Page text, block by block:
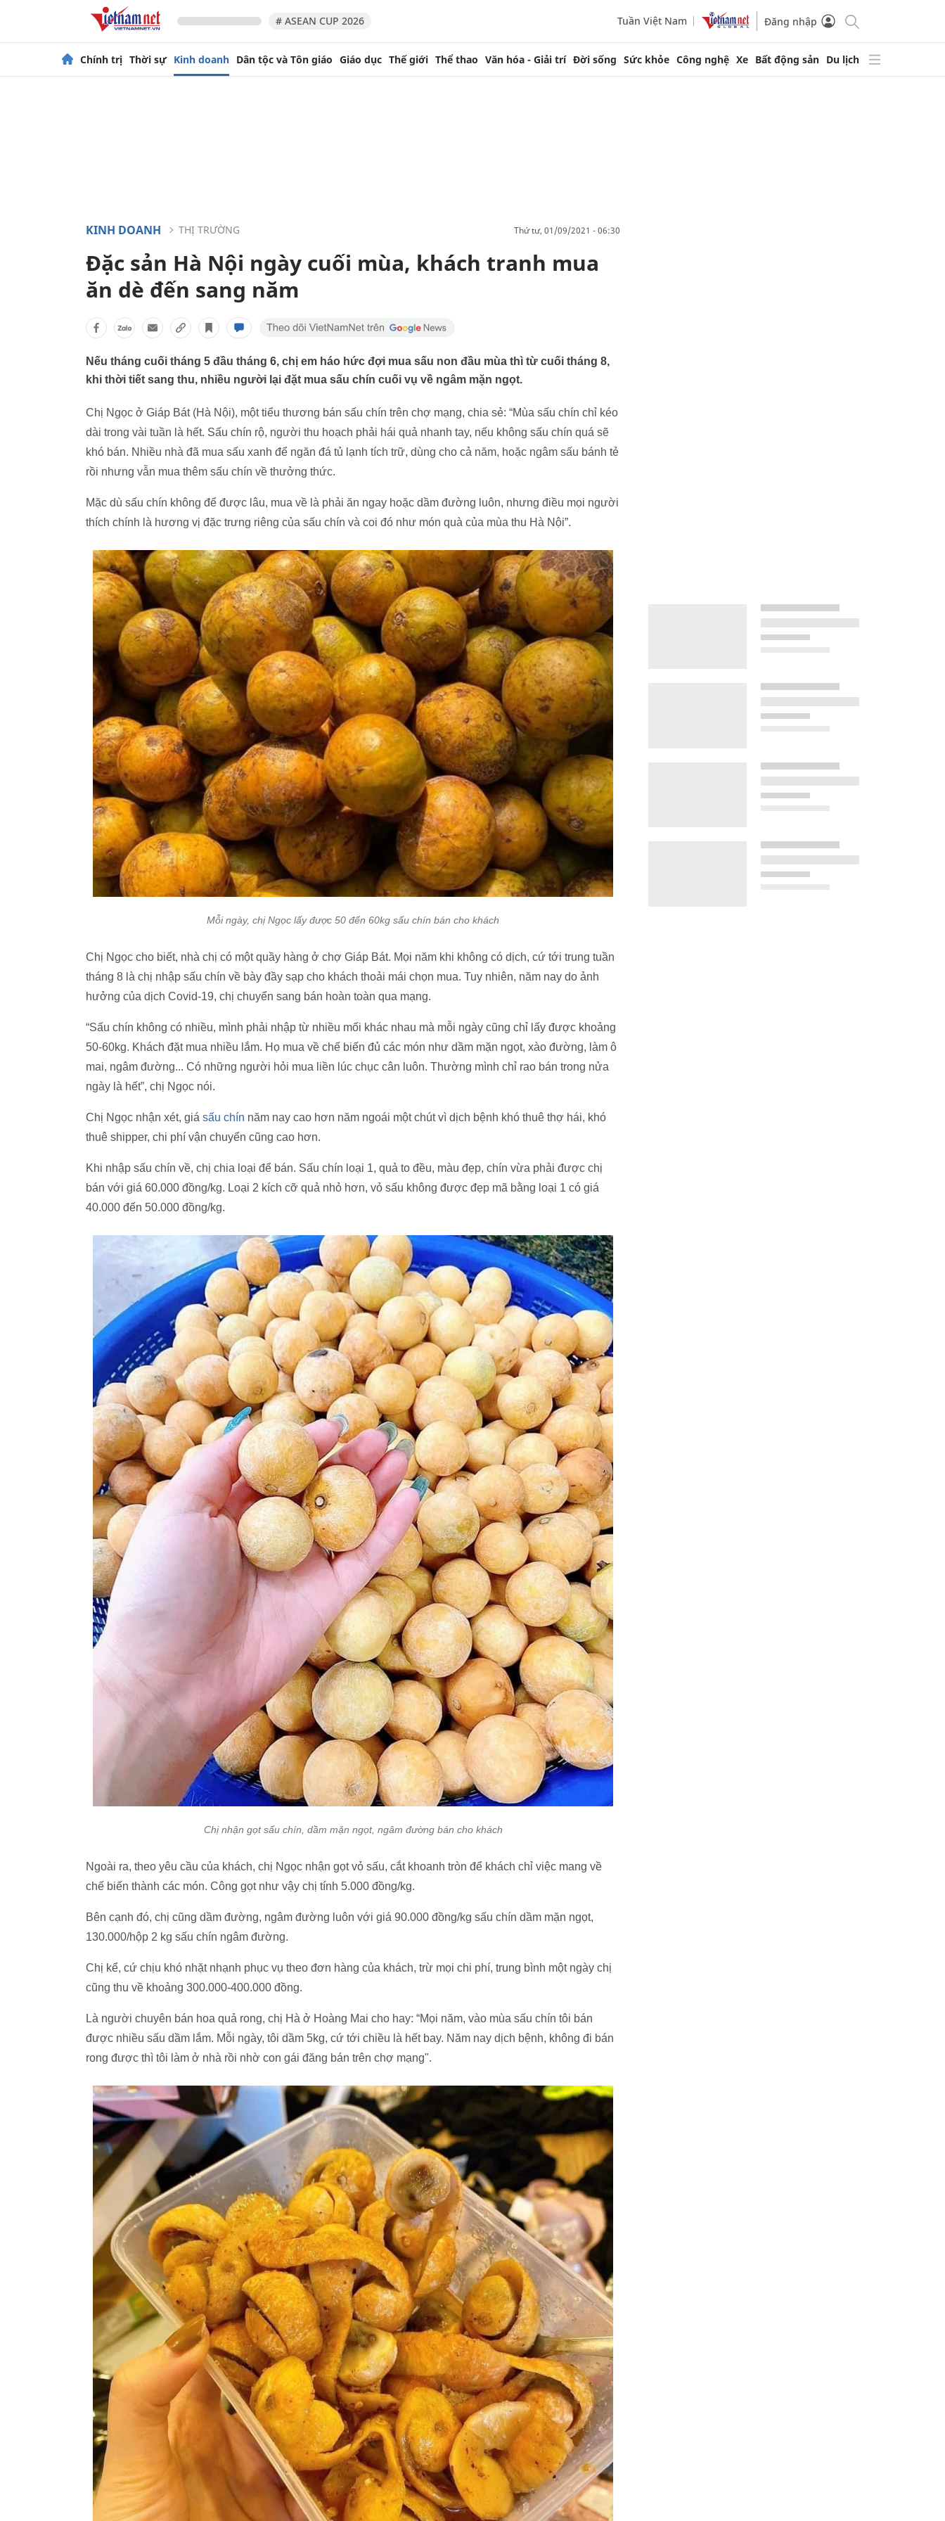
# ASEAN CUP 2026 Tuần Việt Nam Đăng nhập
Chính trị Thời sự Kinh doanh Dân tộc và Tôn giáo Giáo dục Thế giới Thể thao Văn hóa - Giải trí Đời sống Sức khỏe Công nghệ Xe Bất động sản Du lịch
KINH DOANH THỊ TRƯỜNG thứ tư, 01/09/2021 - 06:30
Đặc sản Hà Nội ngày cuối mùa, khách tranh mua
ăn dè đến sang năm
Nếu tháng cuối tháng 5 đầu tháng 6, chị em háo hức đợi mua sấu non đầu mùa thì từ cuối tháng 8,
khi thời tiết sang thu, nhiều người lại đặt mua sấu chín cuối vụ về ngâm mặn ngọt.
Chị Ngọc ở Giáp Bát (Hà Nội), một tiểu thương bán sấu chín trên chợ mạng, chia sẻ: “Mùa sấu chín chỉ kéo
dài trong vài tuần là hết. Sấu chín rộ, người thu hoạch phải hái quả nhanh tay, nếu không sấu chín quá sẽ
khó bán. Nhiều nhà đã mua sấu xanh để ngăn đá tủ lạnh tích trữ, dùng cho cả năm, hoặc ngâm sấu bánh tẻ
rồi nhưng vẫn mua thêm sấu chín về thưởng thức.
Mặc dù sấu chín không để được lâu, mua về là phải ăn ngay hoặc dầm đường luôn, nhưng điều mọi người
thích chính là hương vị đặc trưng riêng của sấu chín và coi đó như món quà của mùa thu Hà Nội”.
Mỗi ngày, chị Ngọc lấy được 50 đến 60kg sấu chín bán cho khách
Chị Ngọc cho biết, nhà chị có một quầy hàng ở chợ Giáp Bát. Mọi năm khi không có dịch, cứ tới trung tuần
tháng 8 là chị nhập sấu chín về bày đầy sạp cho khách thoải mái chọn mua. Tuy nhiên, năm nay do ảnh
hưởng của dịch Covid-19, chị chuyển sang bán hoàn toàn qua mạng.
“Sấu chín không có nhiều, mình phải nhập từ nhiều mối khác nhau mà mỗi ngày cũng chỉ lấy được khoảng
50-60kg. Khách đặt mua nhiều lắm. Họ mua về chế biến đủ các món như dầm mặn ngọt, xào đường, làm ô
mai, ngâm đường... Có những người hỏi mua liền lúc chục cân luôn. Thường mình chỉ rao bán trong nửa
ngày là hết”, chị Ngọc nói.
Chị Ngọc nhận xét, giá sấu chín năm nay cao hơn năm ngoái một chút vì dịch bệnh khó thuê thợ hái, khó
thuê shipper, chi phí vận chuyển cũng cao hơn.
Khi nhập sấu chín về, chị chia loại để bán. Sấu chín loại 1, quả to đều, màu đẹp, chín vừa phải được chị
bán với giá 60.000 đồng/kg. Loại 2 kích cỡ quả nhỏ hơn, vỏ sấu không được đẹp mã bằng loại 1 có giá
40.000 đến 50.000 đồng/kg.
Chị nhận gọt sấu chín, dầm mặn ngọt, ngâm đường bán cho khách
Ngoài ra, theo yêu cầu của khách, chị Ngọc nhận gọt vỏ sấu, cắt khoanh tròn để khách chỉ việc mang về
chế biến thành các món. Công gọt như vậy chị tính 5.000 đồng/kg.
Bên cạnh đó, chị cũng dầm đường, ngâm đường luôn với giá 90.000 đồng/kg sấu chín dầm mặn ngọt,
130.000/hộp 2 kg sấu chín ngâm đường.
Chị kể, cứ chịu khó nhặt nhạnh phục vụ theo đơn hàng của khách, trừ mọi chi phí, trung bình một ngày chị
cũng thu về khoảng 300.000-400.000 đồng.
Là người chuyên bán hoa quả rong, chị Hà ở Hoàng Mai cho hay: “Mọi năm, vào mùa sấu chín tôi bán
được nhiều sấu dầm lắm. Mỗi ngày, tôi dầm 5kg, cứ tới chiều là hết bay. Năm nay dịch bệnh, không đi bán
rong được thì tôi làm ở nhà rồi nhờ con gái đăng bán trên chợ mạng".